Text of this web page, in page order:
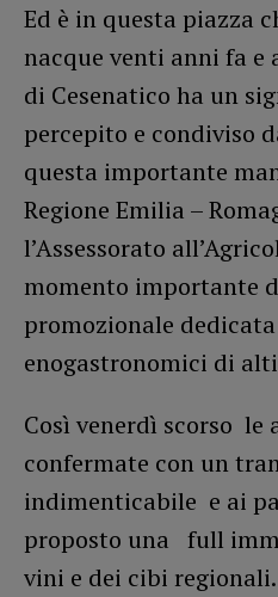
Ed è in questa piazza
nacque venti anni fa e
di Cesenatico ha un
percepito e condiviso
questa importante
Regione Emilia –
l’Assessorato
momento importante
promozionale
enogastronomici di
Così venerdì scorso le
confermate con un
indimenticabile e ai
proposto una full
vini e dei cibi